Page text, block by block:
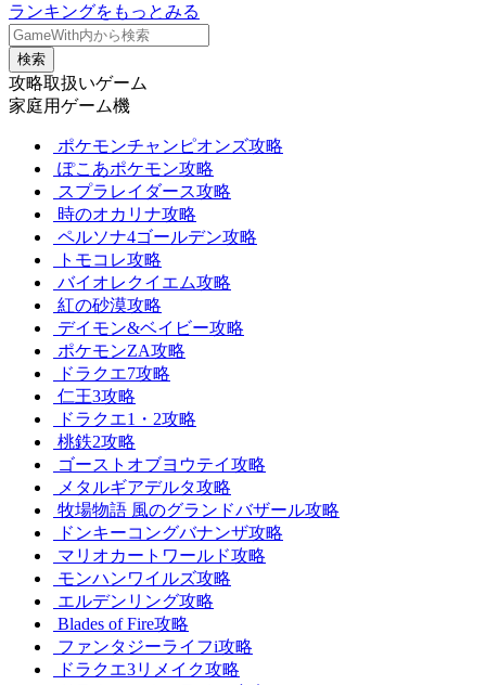
ランキングをもっとみる
検索
攻略取扱いゲーム
家庭用ゲーム機
ポケモンチャンピオンズ攻略
ぽこあポケモン攻略
スプラレイダース攻略
時のオカリナ攻略
ペルソナ4ゴールデン攻略
トモコレ攻略
バイオレクイエム攻略
紅の砂漠攻略
デイモン&ベイビー攻略
ポケモンZA攻略
ドラクエ7攻略
仁王3攻略
ドラクエ1・2攻略
桃鉄2攻略
ゴーストオブヨウテイ攻略
メタルギアデルタ攻略
牧場物語 風のグランドバザール攻略
ドンキーコングバナンザ攻略
マリオカートワールド攻略
モンハンワイルズ攻略
エルデンリング攻略
Blades of Fire攻略
ファンタジーライフi攻略
ドラクエ3リメイク攻略